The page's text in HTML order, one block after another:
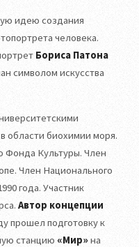
идею создания
человека.
Бориса Патона
символом искусства
области биохимии моря.
Фонда Культуры. Член
Член Национального
года. Участник
Автор концепции
прошел подготовку к
станцию «Мир» на